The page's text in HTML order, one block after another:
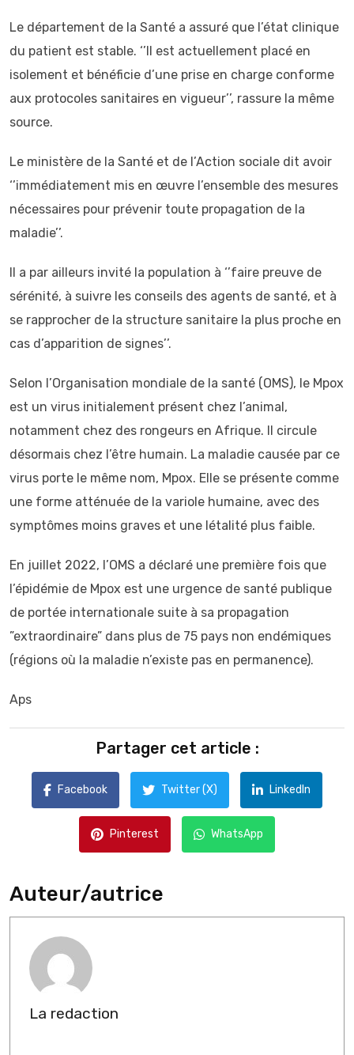
Le département de la Santé a assuré que l’état clinique
du patient est stable. ‘’Il est actuellement placé en
isolement et bénéficie d’une prise en charge conforme
aux protocoles sanitaires en vigueur’’, rassure la même
source.
Le ministère de la Santé et de l’Action sociale dit avoir
‘’immédiatement mis en œuvre l’ensemble des mesures
nécessaires pour prévenir toute propagation de la
maladie’’.
Il a par ailleurs invité la population à ‘’faire preuve de
sérénité, à suivre les conseils des agents de santé, et à
se rapprocher de la structure sanitaire la plus proche en
cas d’apparition de signes’’.
Selon l’Organisation mondiale de la santé (OMS), le Mpox
est un virus initialement présent chez l’animal,
notamment chez des rongeurs en Afrique. Il circule
désormais chez l’être humain. La maladie causée par ce
virus porte le même nom, Mpox. Elle se présente comme
une forme atténuée de la variole humaine, avec des
symptômes moins graves et une létalité plus faible.
En juillet 2022, l’OMS a déclaré une première fois que
l’épidémie de Mpox est une urgence de santé publique
de portée internationale suite à sa propagation
”extraordinaire” dans plus de 75 pays non endémiques
(régions où la maladie n’existe pas en permanence).
Aps
Partager cet article :
Facebook Twitter (X) LinkedIn
Pinterest WhatsApp
Auteur/autrice
La redaction